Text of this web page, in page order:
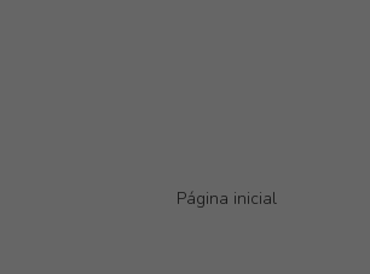
Página inicial